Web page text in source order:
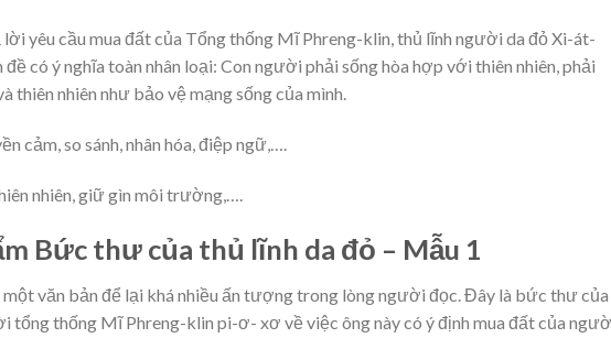
yêu cầu mua đất của Tổng thống Mĩ Phreng-klin, thủ lĩnh người da đỏ Xi-át-
có ý nghĩa toàn nhân loại: Con người phải sống hòa hợp với thiên nhiên, phải
thiên nhiên như bảo vệ mạng sống của mình.
cảm, so sánh, nhân hóa, điệp ngữ,….
nhiên, giữ gìn môi trường,….
Bức thư của thủ lĩnh da đỏ – Mẫu 1
văn bản để lại khá nhiều ấn tượng trong lòng người đọc. Đây là bức thư của
tổng thống Mĩ Phreng-klin pi-ơ- xơ về việc ông này có ý định mua đất của